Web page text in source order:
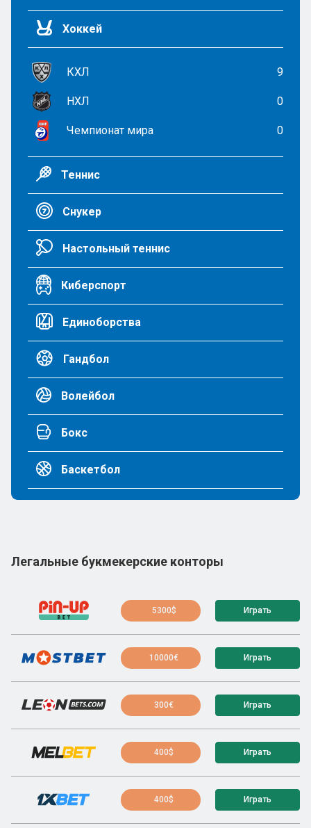
Хоккей
КХЛ 9
НХЛ 0
Чемпионат мира 0
Теннис
Снукер
Настольный теннис
Киберспорт
Единоборства
Гандбол
Волейбол
Бокс
Баскетбол
Легальные букмекерские конторы
5300$ Играть
10000€ Играть
300€ Играть
400$ Играть
400$ Играть